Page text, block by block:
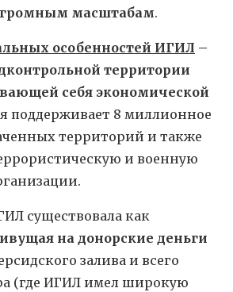
масштабам.
особенностей ИГИЛ –
территории
себя экономической
поддерживает 8 миллионное
территорий и также
и военную
существовала как
на донорские деньги
залива и всего
(где ИГИЛ имел широкую